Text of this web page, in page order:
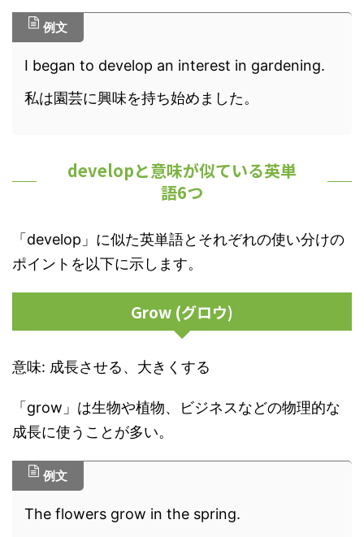
例文
I began to develop an interest in gardening.
私は園芸に興味を持ち始めました。
developと意味が似ている英単
語6つ
「develop」に似た英単語とそれぞれの使い分けの
ポイントを以下に示します。
Grow (グロウ)
意味: 成長させる、大きくする
「grow」は生物や植物、ビジネスなどの物理的な
成長に使うことが多い。
例文
The flowers grow in the spring.